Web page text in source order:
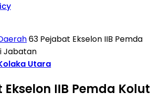
63 Pejabat Ekselon IIB Pemda
Jabatan
Utara
Ekselon IIB Pemda Kolut